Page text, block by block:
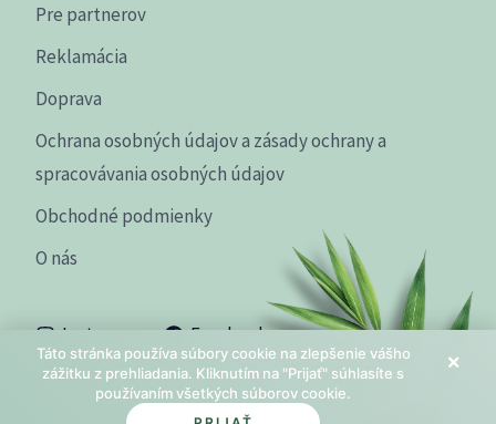
Pre partnerov
Reklamácia
Doprava
Ochrana osobných údajov a zásady ochrany a
spracovávania osobných údajov
Obchodné podmienky
O nás
Instagram Facebook
Táto stránka používa súbory cookie na zlepšenie vášho
zážitku z prehliadania. Kliknutím na "Prijať" súhlasíte s
používaním všetkých súborov cookie.
×